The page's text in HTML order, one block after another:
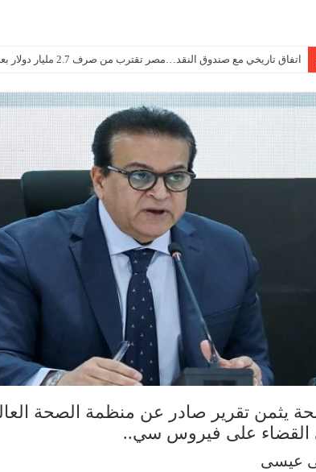
اتفاق تاريخي مع صندوق النقد…مصر تقترب من صرف 2.7 مليار دولار بعد إتمام المراجعتين
يثمن تقرير صادر عن منظمة الصحة
على فيروس سي..
عيسى